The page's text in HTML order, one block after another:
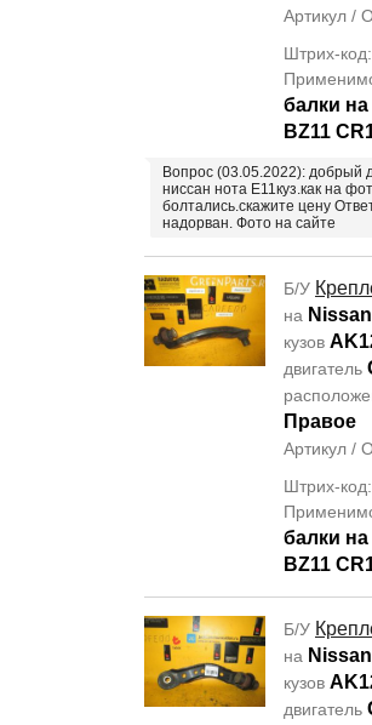
Артикул /
Штрих-
балки
BZ11
Вопрос (03.05.2022): добрый
ниссан нота Е11куз.как на
болтались.скажите цену
надорван. Фото на сайте
Б/У
на
кузов
двигатель
Правое
Артикул /
Штрих-
балки
BZ11
Б/У
на
кузов
двигатель